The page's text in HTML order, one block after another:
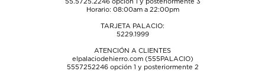
55.5725.2246opción 1 y posteriormente 3
Horario: 08:00am a 22:00pm
TARJETA PALACIO:
5229.1999
ATENCIÓN A CLIENTES
elpalaciodehierro.com (555PALACIO)
5557252246opción 1 y posteriormente 2